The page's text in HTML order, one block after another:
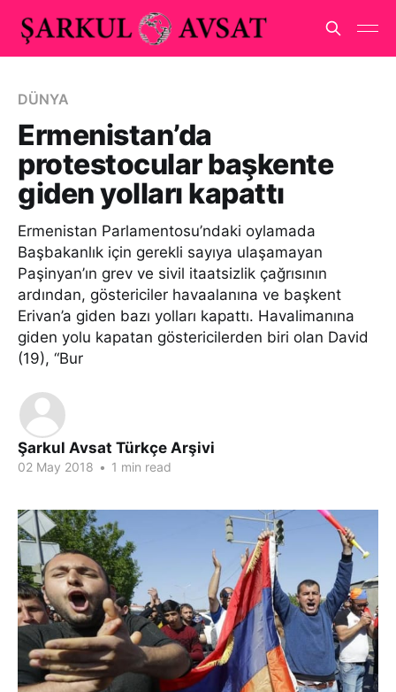
DÜNYA
Ermenistan’da
protestocular başkente
giden yolları kapattı
Ermenistan Parlamentosu’ndaki oylamada
Başbakanlık için gerekli sayıya ulaşamayan
Paşinyan’ın grev ve sivil itaatsizlik çağrısının
ardından, göstericiler havaalanına ve başkent
Erivan’a giden bazı yolları kapattı. Havalimanına
giden yolu kapatan göstericilerden biri olan David
(19), “Bur
Şarkul Avsat Türkçe Arşivi
02 May 2018 • 1 min read